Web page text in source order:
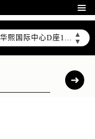

▲
▼
北京市朝阳区建国门外大街甲6号华熙国际中心写字楼D座11层1102室（需提前预约）
北京市朝阳区建国门外大街甲6号华熙国际中心D座11层1102室售后服务中心（需提前预约）
北京市东城区东长安街1号王府井东方广场W3座6层602室售后服务中心（需提前预约）